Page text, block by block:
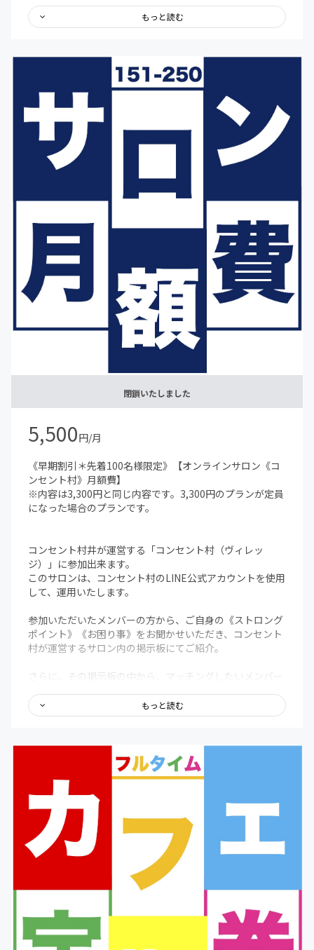
さらに、その掲示板の中から、マッチングしたいメンバー
確認の上、お繋ぎいたします。
最後に、コンセントカフェが開催するイベントや交流会は
特別価格（イベントによって異なりますが、通常価格より
500円〜1,000円引き）でご参加いただけます。
＊今回のコミュニティ方式の場合、皆様から支援が継続さ
れている限り、掲載翌月から毎月リターン内容を履行して
いただく義務が発生いたしますので、ご了承くださいま
もっと読む
閉鎖いたしました
5,500円/月
《早期割引＊先着100名様限定》【オンラインサロン《コ
ンセント村》月額費】
※内容は3,300円と同じ内容です。3,300円のプランが定員
になった場合のプランです。
コンセント村井が運営する「コンセント村（ヴィレッ
ジ）」に参加出来ます。
このサロンは、コンセント村のLINE公式アカウントを使用
して、運用いたします。
参加いただいたメンバーの方から、ご自身の《ストロング
ポイント》《お困り事》をお聞かせいただき、コンセント
村が運営するサロン内の掲示板にてご紹介。
さらに、その掲示板の中から、マッチングしたいメンバー
確認の上、お繋ぎいたします。
特別価格（イベントによって異なりますが、通常価格より
500円〜1,000円引き）でご参加いただけます。
＊今回のコミュニティ方式の場合、皆様から支援が継続さ
れている限り、掲載翌月から毎月リターン内容を履行して
いただく義務が発生いたしますので、ご了承くださいま
せ。
もっと読む